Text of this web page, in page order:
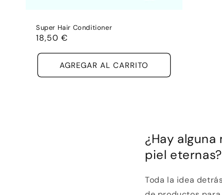
Super Hair Conditioner
Precio
habitual
18,50 €
AGREGAR AL CARRITO
¿Hay
piel eternas?
Toda la idea